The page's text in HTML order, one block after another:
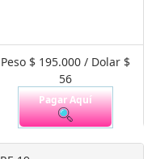
Peso $ 195.000 / Dolar $
56
Pagar Aquí